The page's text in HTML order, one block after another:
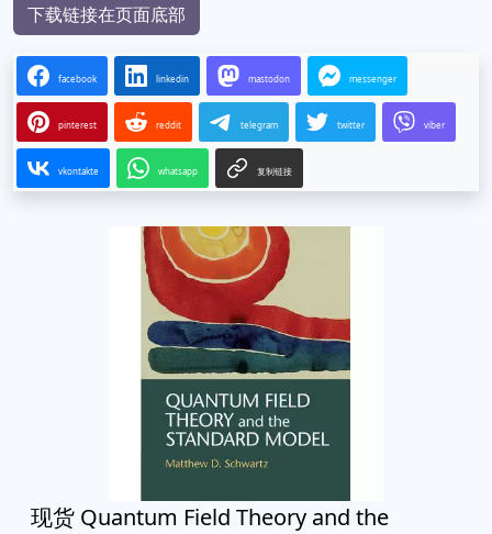
下载链接在页面底部
facebook linkedin mastodon messenger
pinterest reddit telegram twitter viber
vkontakte whatsapp 复制链接
现货 Quantum Field Theory and the